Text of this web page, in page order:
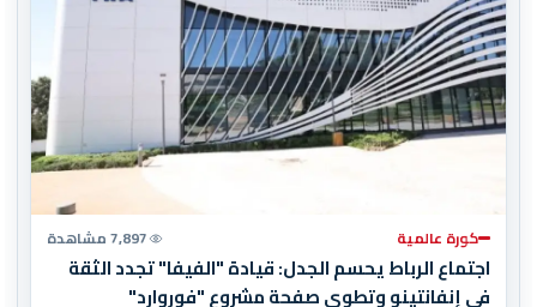
كورة عالمية 7,897 مشاهدة
اجتماع الرباط يحسم الجدل: قيادة "الفيفا" تجدد الثقة
في إنفانتينو وتطوي صفحة مشروع "فوروارد"